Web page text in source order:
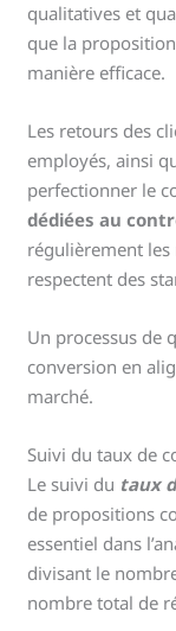
qualitatives et
que la
manière efficace.
Les retours des
employés, ainsi
perfectionner le
dédiées au
régulièrement les
respectent des
Un processus de
conversion en
marché.
Suivi du taux de
Le suivi du taux
de propositions
essentiel dans
divisant le
nombre total de